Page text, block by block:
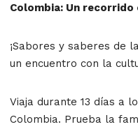
Colombia: Un recorrido
¡Sabores y saberes de
un encuentro con la
Viaja durante 13 días a
Colombia. Prueba la